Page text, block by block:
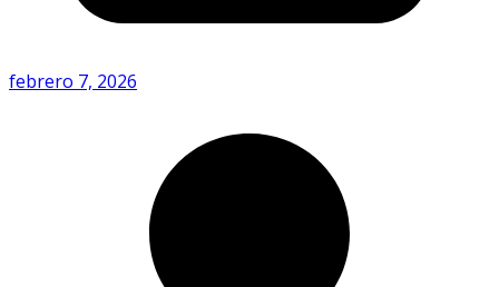
febrero 7, 2026